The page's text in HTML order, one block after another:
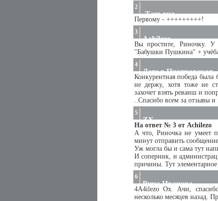
2
-Татьяна-
Первому - +++++++++!
3
Achilezo
Вы простите, Риночку. У
"Бабушки Пушкина" +
4
Дарья Пиотровская
Конкурентная победа
не держу, хотя тоже не
захочет взять реванш и
..Спасибо всем за отзывы
5
ZX
На ответ № 3 от Achilezo
А что, Риночка не умеет
минут отправить
Уж могла бы и сама тут
И соперник, и
причины. Тут
6
Рина Иванова
4A4ilezo Ох. Ачи,
несколько месяцев назад.